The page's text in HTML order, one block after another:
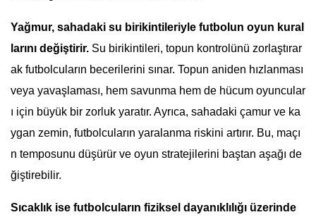
Yağmur, sahadaki su birikintileriyle futbolun oyun kural
larını değiştirir. Su birikintileri, topun kontrolünü zorlaştırar
ak futbolcuların becerilerini sınar. Topun aniden hızlanması
veya yavaşlaması, hem savunma hem de hücum oyuncular
ı için büyük bir zorluk yaratır. Ayrıca, sahadaki çamur ve ka
ygan zemin, futbolcuların yaralanma riskini artırır. Bu, maçı
n temposunu düşürür ve oyun stratejilerini baştan aşağı de
ğiştirebilir.
Sıcaklık ise futbolcuların fiziksel dayanıklılığı üzerinde